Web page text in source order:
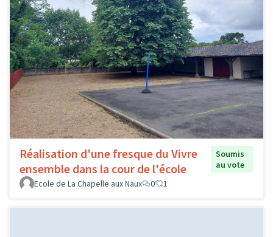
Réalisation d'une fresque du Vivre
ensemble dans la cour de l'école
Soumis
au vote
Ecole de La Chapelle aux Naux
0 1